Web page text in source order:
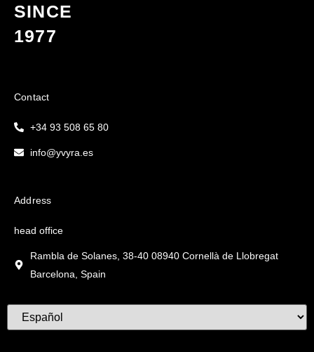
SINCE
1977
Contact
+34 93 508 65 80
info@yvyra.es
Address
head office
Rambla de Solanes, 38-40 08940 Cornellà de Llobregat
Barcelona, Spain